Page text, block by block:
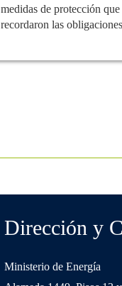
medidas de protección
recordaron las
Dirección y
Ministerio de Energía